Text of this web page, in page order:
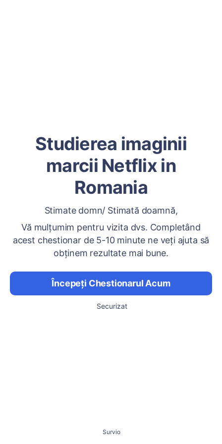
Studierea imaginii
marcii Netflix in
Romania
Stimate domn/ Stimată doamnă,
Vă mulțumim pentru vizita dvs. Completând
acest chestionar de 5-10 minute ne veți ajuta să
obținem rezultate mai bune.
Începeți Chestionarul Acum
Securizat
Survio